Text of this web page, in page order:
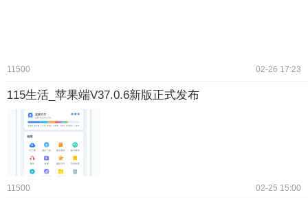
11500 02-26 17:23
115生活_苹果端V37.0.6新版正式发布
11500 02-25 15:00